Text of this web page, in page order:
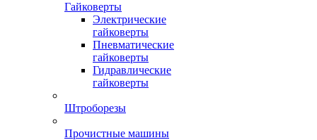
Гайковерты
Электрические
гайковерты
Пневматические
гайковерты
Гидравлические
гайковерты
Штроборезы
Прочистные машины